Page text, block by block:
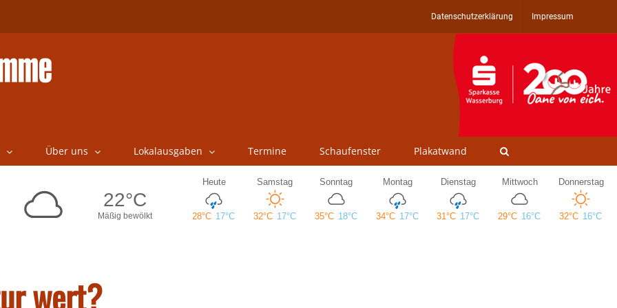
Datenschutzerklärung Impressum
Über uns Lokalausgaben Termine Schaufenster Plakatwand
wert?